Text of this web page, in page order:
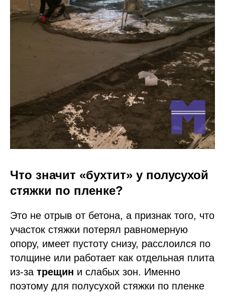
Что значит «бухтит» у полусухой
стяжки по пленке?
Это не отрыв от бетона, а признак того, что
участок стяжки потерял равномерную
опору, имеет пустоту снизу, расслоился по
толщине или работает как отдельная плита
из-за трещин и слабых зон. Именно
поэтому для полусухой стяжки по пленке